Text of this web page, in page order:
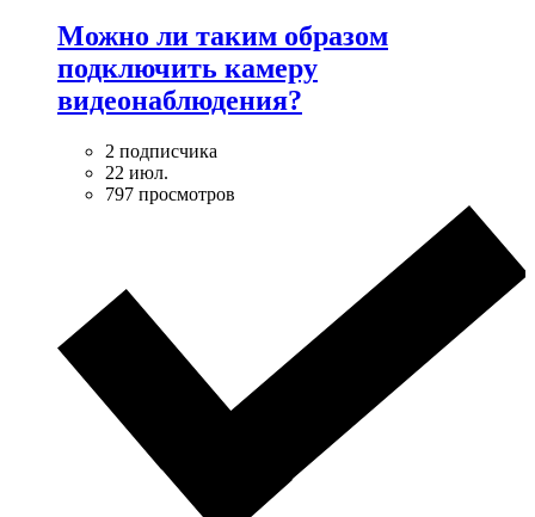
Можно ли таким образом
подключить камеру
видеонаблюдения?
2 подписчика
22 июл.
797 просмотров